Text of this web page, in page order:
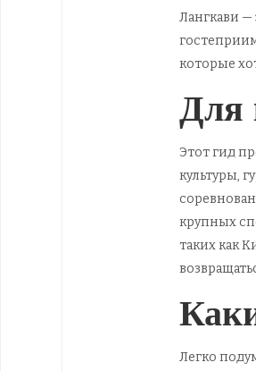
Лангкави —
которые
Для
Этот гид
культуры,
крупных
таких как
Легко